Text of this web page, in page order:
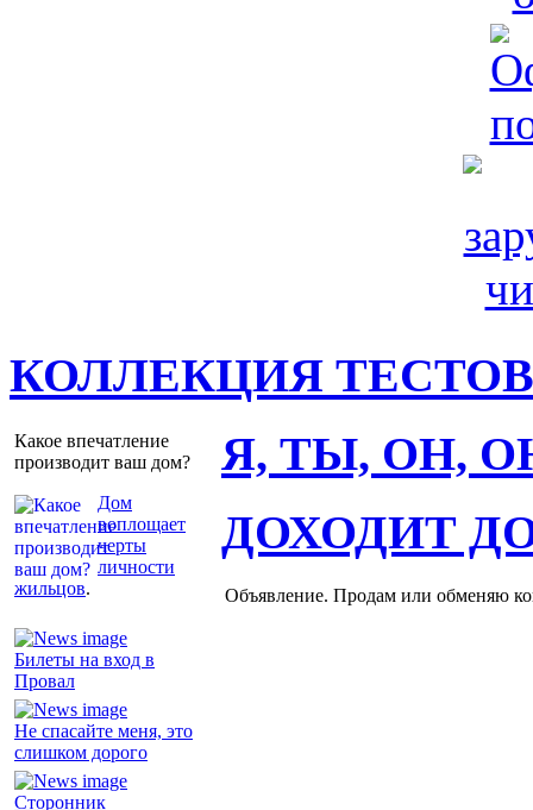
КОЛЛЕКЦИЯ ТЕСТОВ
Какое впечатление
производит ваш дом?
Дом
воплощает
черты
личности
жильцов.
Я, ТЫ, ОН,
Билеты на вход в
Провал
Не спасайте меня, это
слишком дорого
Сторонник
ДОХОДИТ
Объявление. Продам или обменяю